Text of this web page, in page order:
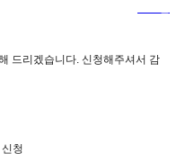
드리겠습니다. 신청해주셔서 감
청